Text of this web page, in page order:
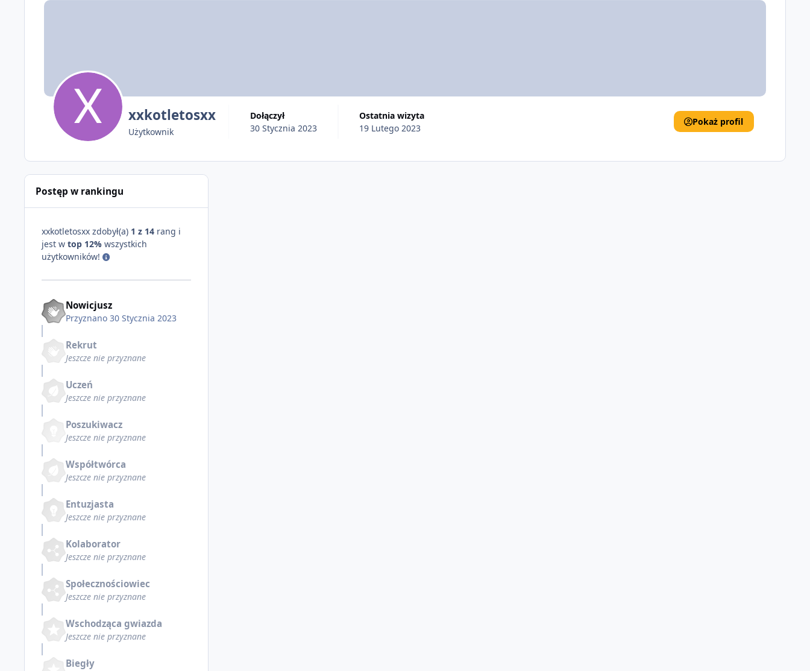
xxkotletosxx
Użytkownik
Dołączył
30 Stycznia 2023
Ostatnia wizyta
19 Lutego 2023
Pokaż profil
Postęp w rankingu
xxkotletosxx zdobył(a) 1 z 14 rang i
jest w top 12% wszystkich
użytkowników!
Nowicjusz
Przyznano 30 Stycznia 2023
Rekrut
Jeszcze nie przyznane
Uczeń
Jeszcze nie przyznane
Poszukiwacz
Jeszcze nie przyznane
Współtwórca
Jeszcze nie przyznane
Entuzjasta
Jeszcze nie przyznane
Kolaborator
Jeszcze nie przyznane
Społecznościowiec
Jeszcze nie przyznane
Wschodząca gwiazda
Jeszcze nie przyznane
Biegły